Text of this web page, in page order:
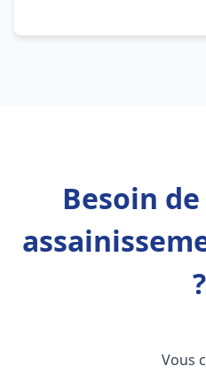
Besoin
?
Vous